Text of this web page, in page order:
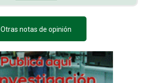
Otras notas de opinión